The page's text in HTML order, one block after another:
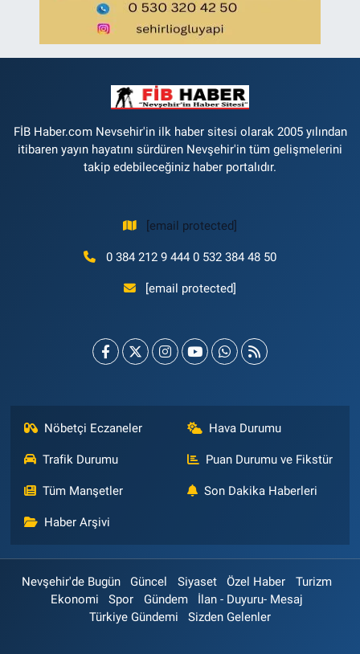
FİB Haber.com Nevsehir'in ilk haber sitesi olarak 2005 yılından
itibaren yayın hayatını sürdüren Nevşehir'in tüm gelişmelerini
takip edebileceğiniz haber portalıdır.
[email protected]
0 384 212 9 444 0 532 384 48 50
[email protected]
Nöbetçi Eczaneler Hava Durumu
Trafik Durumu Puan Durumu ve Fikstür
Tüm Manşetler Son Dakika Haberleri
Haber Arşivi
Nevşehir'de Bugün Güncel Siyaset Özel Haber
Turizm
Ekonomi
Spor Gündem
İlan - Duyuru- Mesaj
Türkiye Gündemi
Sizden Gelenler